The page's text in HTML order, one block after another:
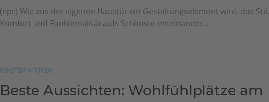
(epr) Wie aus der eigenen Haustür ein Gestaltungselement wird, das Stil,
Komfort und Funktionalität aufs Schönste miteinander...
FENSTER + TÜREN
Beste Aussichten: Wohlfühlplätze am